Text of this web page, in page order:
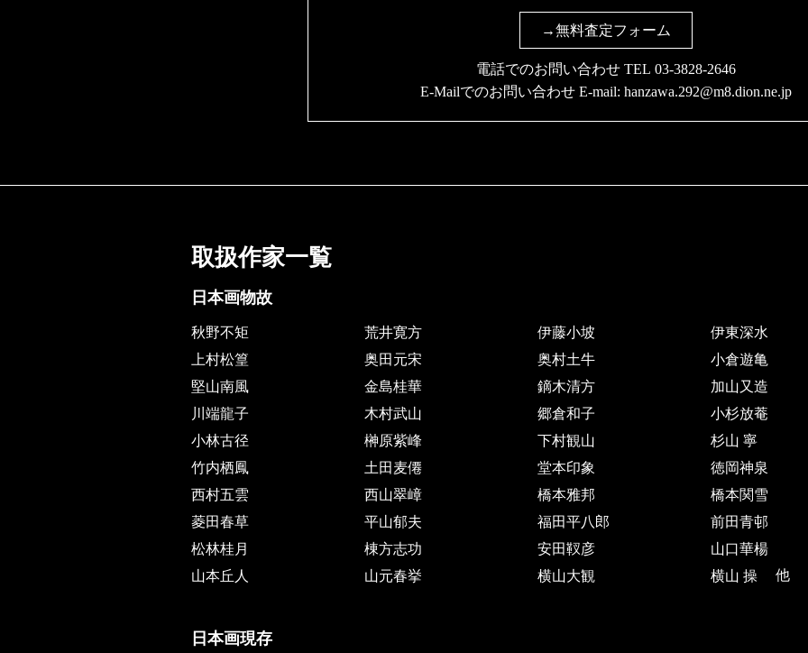
→無料査定フォーム
電話でのお問い合わせ TEL 03-3828-2646
E-Mailでのお問い合わせ E-mail: hanzawa.292@m8.dion.ne.jp
取扱作家一覧
日本画物故
秋野不矩 荒井寛方 伊藤小坡
伊東深水
上村松篁
奥田元宋 奥村土牛
小倉遊亀
堅山南風
金島桂華 鏑木清方
加山又造
川端龍子
木村武山 郷倉和子
小杉放菴
小林古径
榊原紫峰 下村観山
杉山 寧
竹内栖鳳
土田麦僊 堂本印象
徳岡神泉
西村五雲
西山翠嶂 橋本雅邦
橋本関雪
菱田春草
平山郁夫 福田平八郎
前田青邨
松林桂月
棟方志功 安田靫彦
山口華楊
山本丘人
山元春挙 横山大観 横山 操 他
日本画現存